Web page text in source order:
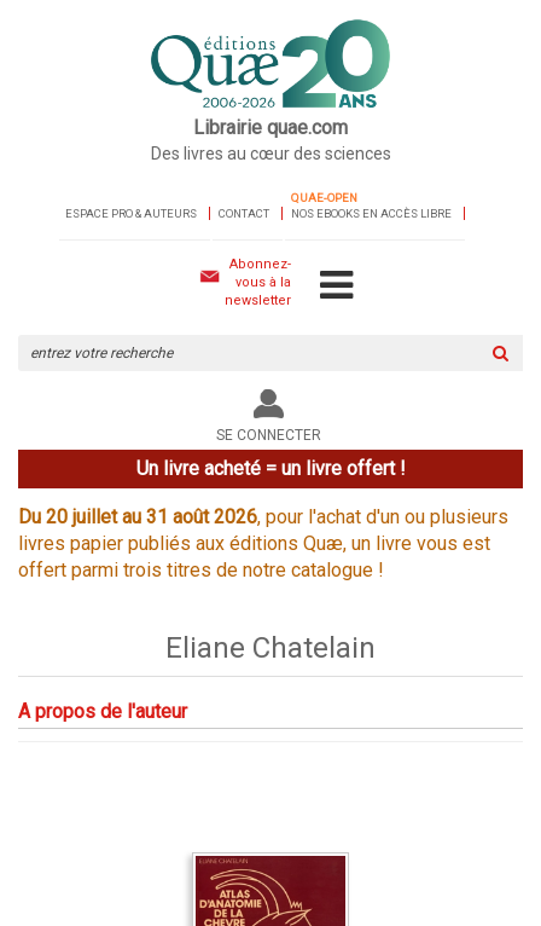
Librairie quae.com
Des livres au cœur des sciences
ESPACE PRO & AUTEURS CONTACT
QUAE-OPEN
NOS EBOOKS EN ACCÈS LIBRE
Abonnez-
vous à la
newsletter
le
site
SE CONNECTER
Un livre acheté = un livre offert !
Du 20 juillet au 31 août 2026, pour l'achat d'un ou plusieurs
livres papier publiés aux éditions Quæ, un livre vous est
offert parmi trois titres de notre catalogue !
Eliane Chatelain
A propos de l'auteur